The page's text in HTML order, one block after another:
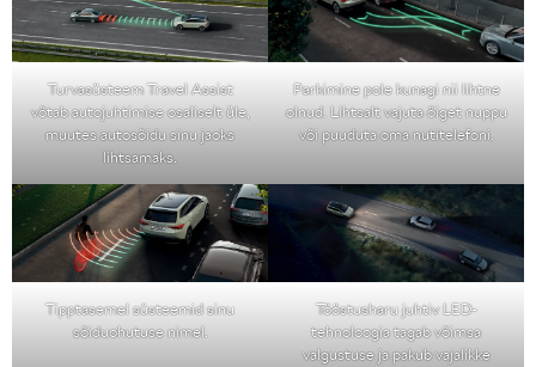
Turvasüsteem Travel Assist
võtab autojuhtimise osaliselt üle,
muutes autosõidu sinu jaoks
lihtsamaks.
Parkimine pole kunagi nii lihtne
olnud. Lihtsalt vajuta õiget nuppu
või puuduta oma nutitelefoni.
Tipptasemel süsteemid sinu
sõiduohutuse nimel.
Tööstusharu juhtiv LED-
tehnoloogia tagab võimsa
valgustuse ja pakub vajalikke